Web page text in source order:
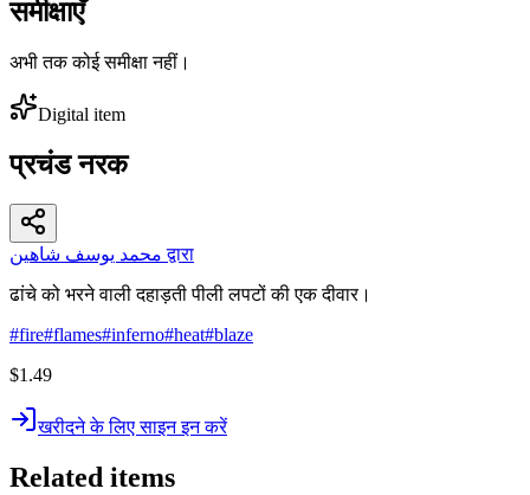
समीक्षाएँ
अभी तक कोई समीक्षा नहीं।
Digital item
प्रचंड नरक
محمد يوسف شاهين द्वारा
ढांचे को भरने वाली दहाड़ती पीली लपटों की एक दीवार।
#fire#flames#inferno#heat#blaze
$1.49
खरीदने के लिए साइन इन करें
Related items